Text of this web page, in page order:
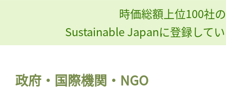
時価総額上位100社
Sustainable Japanに登録して
政府・国際機関・NGO